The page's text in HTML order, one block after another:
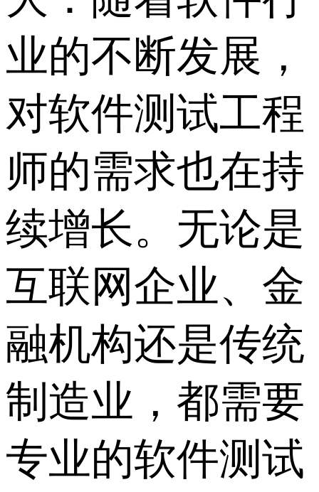
业的不断发展，
对软件测试工程
师的需求也在持
续增长。无论是
互联网企业、金
融机构还是传统
制造业，都需要
专业的软件测试